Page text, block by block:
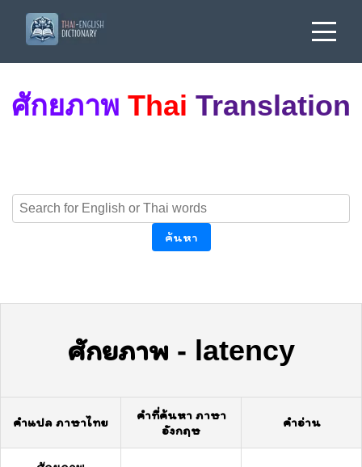
ศักยภาพ Thai Translation
ค้นหา
ศักยภาพ - latency
คำแปล ภาษาไทย
คำที่ค้นหา ภาษา
อังกฤษ
คำอ่าน